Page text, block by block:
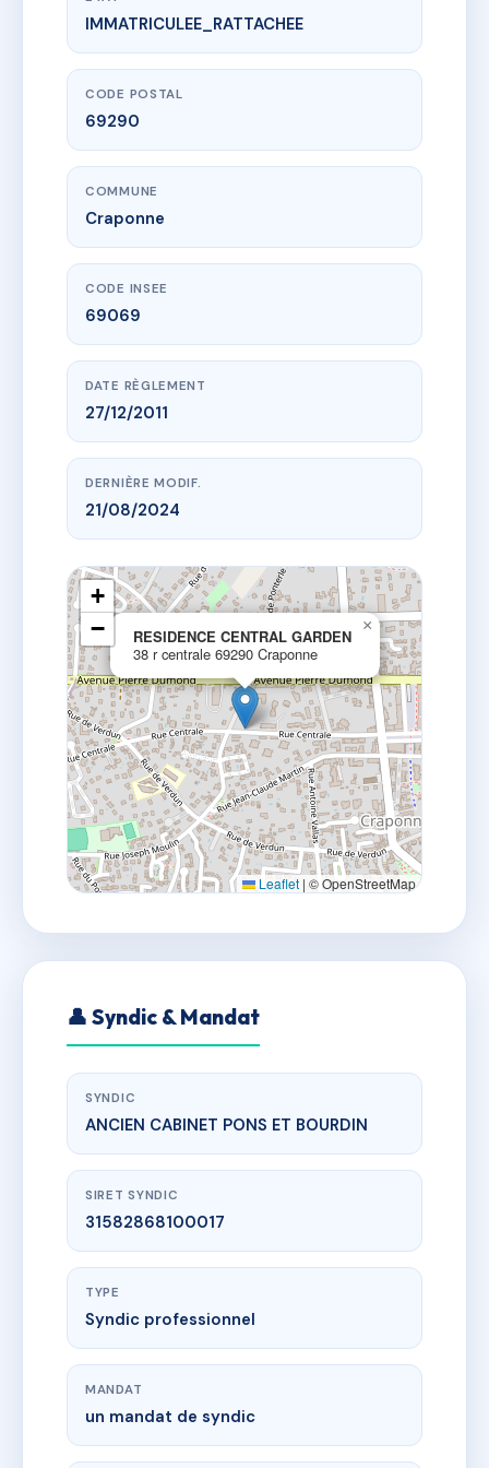
www.vme.plus/AC6435028
RESIDENCE CENTRAL GARDEN
38 r centrale69290 Craponne
IMMATRICULEE_RATTACHEE
CODE POSTAL
69290
COMMUNE
Craponne
CODE INSEE
69069
DATE RÈGLEMENT
27/12/2011
DERNIÈRE MODIF.
21/08/2024
RESIDENCE CENTRAL GARDEN
38 r centrale 69290 Craponne
×
+
−
Leaflet | © OpenStreetMap
👤 Syndic & Mandat
SYNDIC
ANCIEN CABINET PONS ET BOURDIN
SIRET SYNDIC
31582868100017
TYPE
Syndic professionnel
MANDAT
un mandat de syndic